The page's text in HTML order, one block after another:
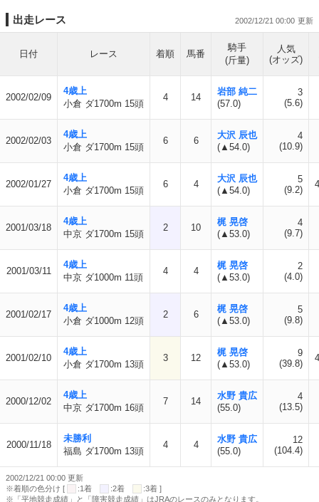
出走レース 2002/12/21 00:00
日付 レース 着順 馬番
騎手
(斤量)
人気
(オッズ)
2002/02/09
4歳上
小倉 ダ1700m 15頭
4 14
岩部 純二
(57.0)
3
(5.6)
2002/02/03
4歳上
小倉 ダ1700m 15頭
6 6
大沢 辰也
(▲54.0)
4
(10.9)
2002/01/27
4歳上
小倉 ダ1700m 15頭
6 4
大沢 辰也
(▲54.0)
5
(9.2)
2001/03/18
4歳上
中京 ダ1700m 15頭
2 10
梶 晃啓
(▲53.0)
4
(9.7)
2001/03/11
4歳上
中京 ダ1000m 11頭
4 4
梶 晃啓
(▲53.0)
2
(4.0)
2001/02/17
4歳上
小倉 ダ1000m 12頭
2 6
梶 晃啓
(▲53.0)
5
(9.8)
2001/02/10
4歳上
小倉 ダ1700m 13頭
3 12
梶 晃啓
(▲53.0)
9
(39.8)
2000/12/02
4歳上
中京 ダ1700m 16頭
7 14
水野 貴広
(55.0)
4
(13.5)
2000/11/18
未勝利
福島 ダ1700m 13頭
4 4
水野 貴広
(55.0)
12
(104.4)
2002/12/21 00:00 更新
※着順の色分け [
:1着 :2着
:3着 ]
※「平地競走成績」と「障害競走成績」はJRAのレースのみとなります。